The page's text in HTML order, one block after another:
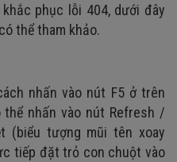
phục lỗi 404, dưới đây
thể tham khảo.
nhấn vào nút F5 ở trên
thể nhấn vào nút Refresh /
(biểu tượng mũi tên xoay
tiếp đặt trỏ con chuột vào